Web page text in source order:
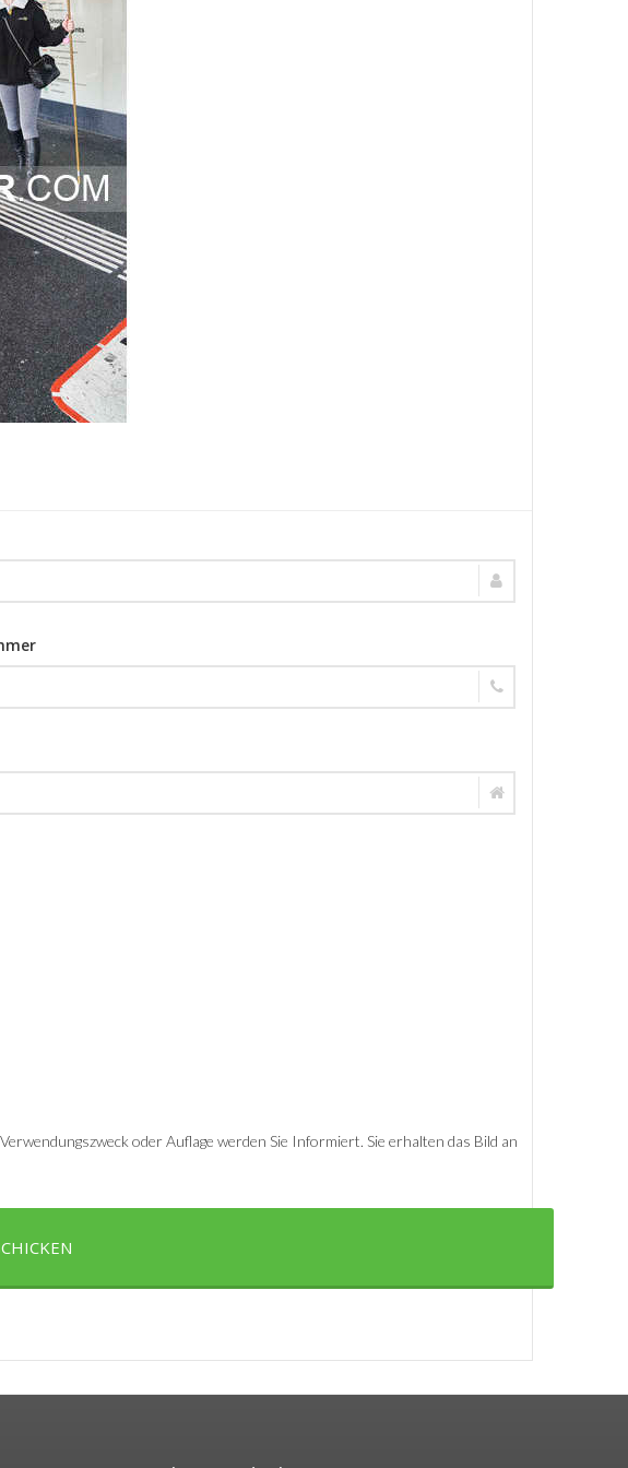
oder Auflage werden Sie Informiert. Sie erhalten das Bild an